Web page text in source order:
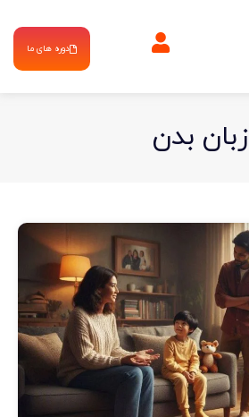
دوره های ما
زبان بدن